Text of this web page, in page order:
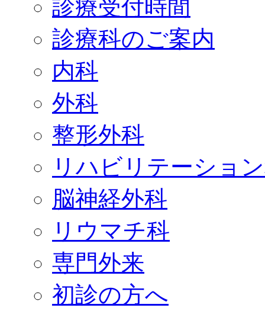
診療受付時間
診療科のご案内
内科
外科
整形外科
リハビリテーショ
脳神経外科
リウマチ科
専門外来
初診の方へ